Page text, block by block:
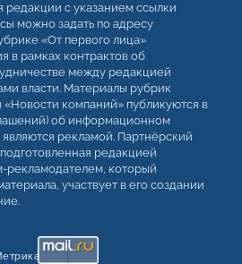
редакции с указанием ссылки
можно задать по адресу
«От первого лица»
в рамках контрактов об
между редакцией
власти. Материалы рубрик
компаний» публикуются в
об информационном
рекламой. Партнёрский
редакцией
рекламодателем, который
участвует в его создании